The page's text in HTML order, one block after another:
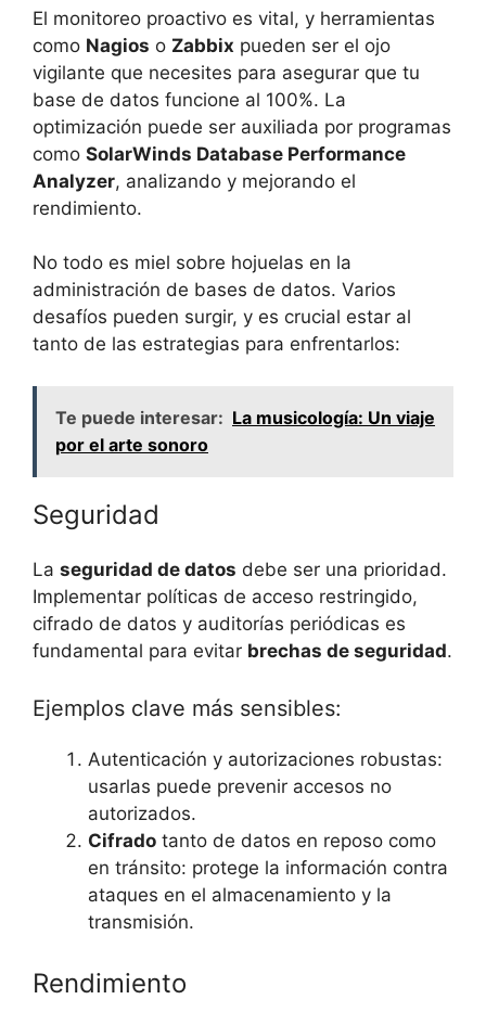
El monitoreo proactivo es vital, y herramientas
como Nagios o Zabbix pueden ser el ojo
vigilante que necesites para asegurar que tu
base de datos funcione al 100%. La
optimización puede ser auxiliada por programas
como SolarWinds Database Performance
Analyzer, analizando y mejorando el
rendimiento.
No todo es miel sobre hojuelas en la
administración de bases de datos. Varios
desafíos pueden surgir, y es crucial estar al
tanto de las estrategias para enfrentarlos:
Te puede interesar: La musicología: Un viaje
por el arte sonoro
Seguridad
La seguridad de datos debe ser una prioridad.
Implementar políticas de acceso restringido,
cifrado de datos y auditorías periódicas es
fundamental para evitar brechas de seguridad.
Ejemplos clave más sensibles:
Autenticación y autorizaciones robustas:
usarlas puede prevenir accesos no
autorizados.
Cifrado tanto de datos en reposo como
en tránsito: protege la información contra
ataques en el almacenamiento y la
transmisión.
Rendimiento